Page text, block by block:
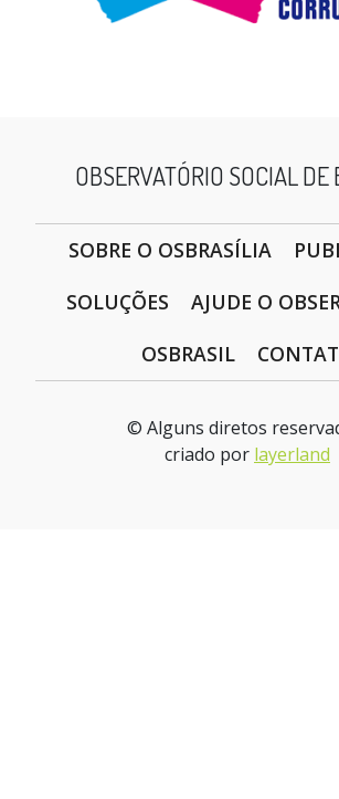
OBSERVATÓRIO SOCIAL DE
SOBRE O OSBRASÍLIA
SOLUÇÕES
AJUDE O
OSBRASIL
© Alguns diretos
criado por layerland